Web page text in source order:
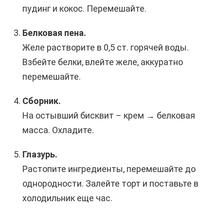
пудинг и кокос. Перемешайте.
Белковая пена.
Желе растворите в 0,5 ст. горячей воды.
Взбейте белки, влейте желе, аккуратно
перемешайте.
Сборник.
На остывший бисквит – крем → белковая
масса. Охладите.
Глазурь.
Растопите ингредиенты, перемешайте до
однородности. Залейте торт и поставьте в
холодильник еще час.